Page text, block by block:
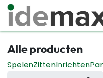
Overslaan naar inhoud
Alle producten
SpelenZittenInrichten